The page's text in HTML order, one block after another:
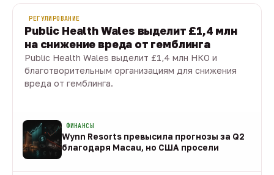
РЕГУЛИРОВАНИЕ
Public Health Wales выделит £1,4 млн
на снижение вреда от гемблинга
Public Health Wales выделит £1,4 млн НКО и
благотворительным организациям для снижения
вреда от гемблинга.
ФИНАНСЫ
Wynn Resorts превысила прогнозы за Q2
благодаря Macau, но США просели